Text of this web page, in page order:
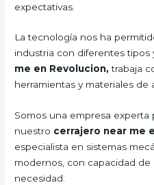
expectativas.
La tecnología nos ha
industria con diferentes tipos
me en Revolucion,trabaja
herramientas y materiales de
Somos una empresa
nuestro cerrajero near me
especialista en sistemas
modernos, con capacidad
necesidad.